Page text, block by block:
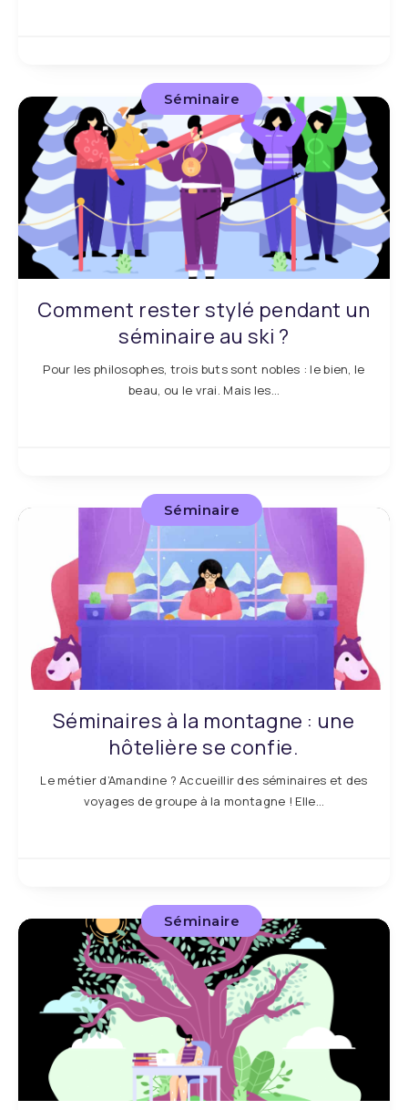
Séminaire
Comment rester stylé pendant un
séminaire au ski ?
Pour les philosophes, trois buts sont nobles : le bien, le
beau, ou le vrai. Mais les…
Séminaire
Séminaires à la montagne : une
hôtelière se confie.
Le métier d’Amandine ? Accueillir des séminaires et des
voyages de groupe à la montagne ! Elle…
Séminaire